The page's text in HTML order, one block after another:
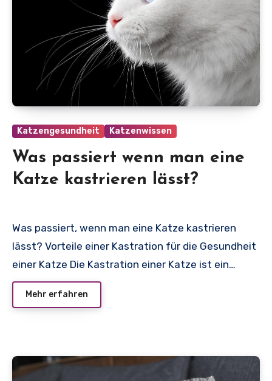
Katzengesundheit Katzenwissen
Was passiert wenn man eine
Katze kastrieren lässt?
Was passiert, wenn man eine Katze kastrieren
lässt? Vorteile einer Kastration für die Gesundheit
einer Katze Die Kastration einer Katze ist ein…
Mehr erfahren